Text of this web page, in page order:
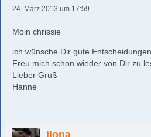
24. März 2013 um 17:59
Moin chrissie
ich wünsche Dir gute
Freu mich schon wieder von Dir zu
Lieber Gruß
Hanne
ilona